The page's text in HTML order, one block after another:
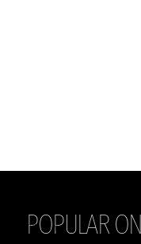
POPULAR
THE DAILY